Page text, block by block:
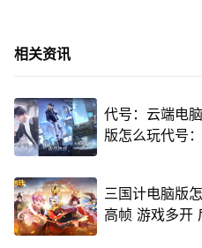
相关资讯
代号：云端电
版怎么玩代号
三国计电脑版
高帧 游戏多开